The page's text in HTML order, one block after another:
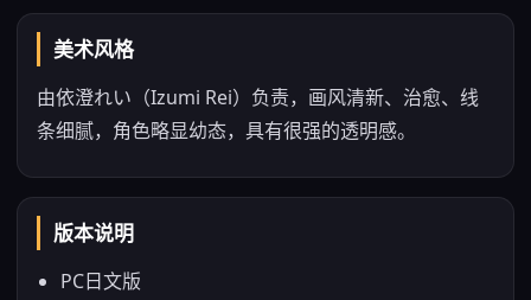
美术风格
由依澄れい（Izumi Rei）负责，画风清新、治愈、线
条细腻，角色略显幼态，具有很强的透明感。
版本说明
PC日文版